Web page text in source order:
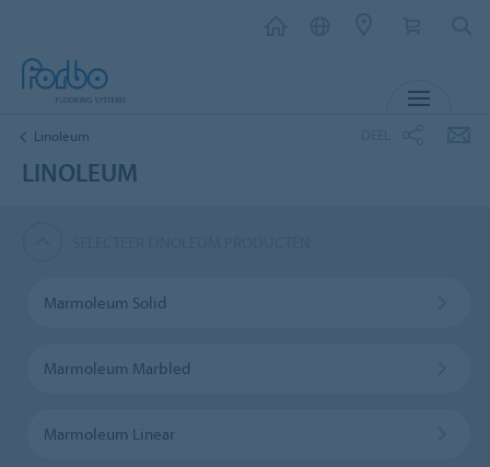
Linoleum
LINOLEUM
Marmoleum Solid
Marmoleum Marbled
Marmoleum Linear